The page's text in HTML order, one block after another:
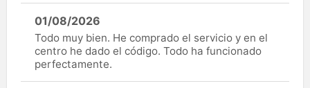
01/08/2026
Todo muy bien. He comprado el servicio y en el
centro he dado el código. Todo ha funcionado
perfectamente.